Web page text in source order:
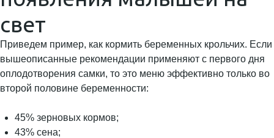
свет
Приведем пример, как кормить беременных крольчих. Если
вышеописанные рекомендации применяют с первого дня
оплодотворения самки, то это меню эффективно только во
второй половине беременности:
45% зерновых кормов;
43% сена;